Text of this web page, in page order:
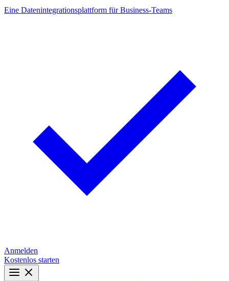
Eine Datenintegrationsplattform für Business-Teams
Anmelden
Kostenlos starten